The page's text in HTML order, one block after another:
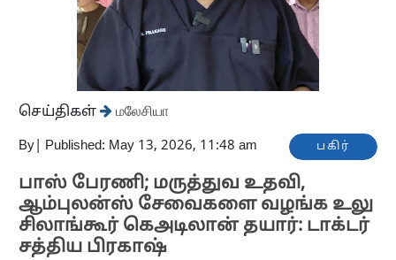
செய்திகள் மலேசியா
By Published: May 13, 2026, 11:48 am பகிர்
பாஸ் பேரணி; மருத்துவ உதவி,
ஆம்புலன்ஸ் சேவைகளை வழங்க உலு
சிலாங்கூர் கெஅடிலான் தயார்: டாக்டர்
சத்திய பிரகாஷ்